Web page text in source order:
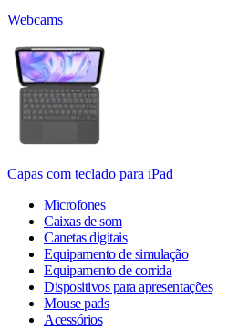
Webcams
Capas com teclado para iPad
Microfones
Caixas de som
Canetas digitais
Equipamento de simulação
Equipamento de corrida
Dispositivos para apresentações
Mouse pads
Acessórios